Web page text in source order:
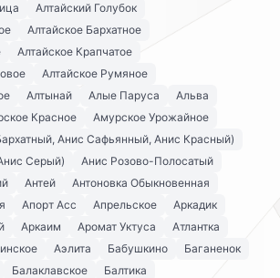
Алтайский Голубок
Алтайское Бархатное
Алтайское Крапчатое
Алтайское Румяное
Алтынай Алые Паруса
Альва
Красное
Амурское Урожайное
Анис Сафьянный, Анис Красный)
Серый)
Анис Розово-Полосатый
Антей
Антоновка Обыкновенная
Апорт Асс Апрельское
Аркадик
Аркаим Аромат Уктуса
Атлантка
Аэлита Бабушкино
Баганенок
Балаклавское
Балтика